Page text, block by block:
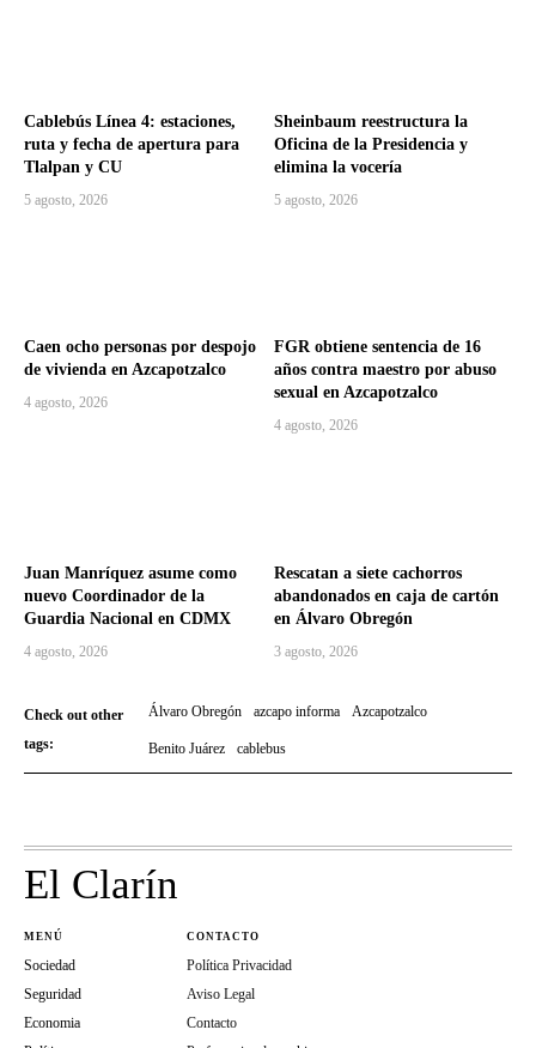
Cablebús Línea 4: estaciones,
ruta y fecha de apertura para
Tlalpan y CU
5 agosto, 2026
Sheinbaum reestructura la
Oficina de la Presidencia y
elimina la vocería
5 agosto, 2026
Caen ocho personas por despojo
de vivienda en Azcapotzalco
4 agosto, 2026
FGR obtiene sentencia de 16
años contra maestro por abuso
sexual en Azcapotzalco
4 agosto, 2026
Juan Manríquez asume como
nuevo Coordinador de la
Guardia Nacional en CDMX
4 agosto, 2026
Rescatan a siete cachorros
abandonados en caja de cartón
en Álvaro Obregón
3 agosto, 2026
Check out other
tags:
Álvaro Obregón azcapo informa Azcapotzalco
Benito Juárez cablebus
El Clarín
MENÚ
Sociedad
Seguridad
Economia
CONTACTO
Política Privacidad
Aviso Legal
Contacto